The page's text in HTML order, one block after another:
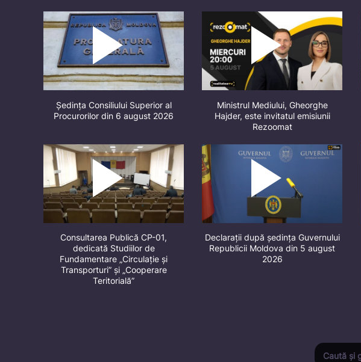
Ședința Consiliului Superior al
Procurorilor din 6 august 2026
Ministrul Mediului, Gheorghe
Hajder, este invitatul emisiunii
Rezoomat
Consultarea Publică CP-01,
dedicată Studiilor de
Fundamentare „Circulație și
Transporturi” și „Cooperare
Teritorială”
Declarații după ședința Guvernului
Republicii Moldova din 5 august
2026